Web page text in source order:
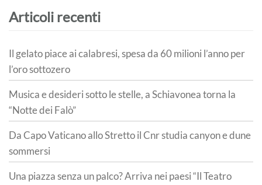
Articoli recenti
Il gelato piace ai calabresi, spesa da 60 milioni l’anno per
l’oro sottozero
Musica e desideri sotto le stelle, a Schiavonea torna la
“Notte dei Falò”
Da Capo Vaticano allo Stretto il Cnr studia canyon e dune
sommersi
Una piazza senza un palco? Arriva nei paesi “Il Teatro